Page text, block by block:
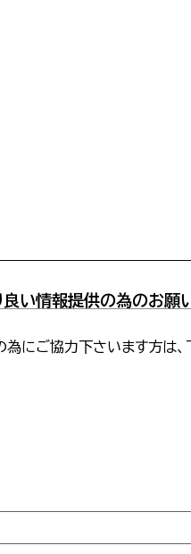
良い情報提供の為のお願
にご協力下さいます方は